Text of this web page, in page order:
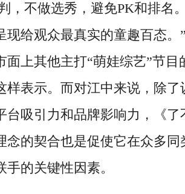
，不做选秀，避免PK和排名
现给观众最真实的童趣百态。
面上其他主打“萌娃综艺”节目
样表示。而对江中来说，除了
台吸引力和品牌影响力，《了
念的契合也是促使它在众多
的关键性因素。